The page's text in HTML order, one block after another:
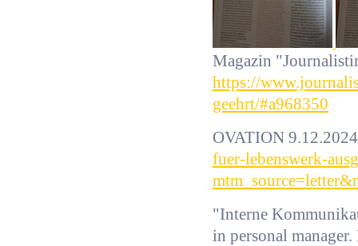
Magazin
https://
geehrt/#a968350
OVATION
fuer-lebenswerk-
"Interne
in personal